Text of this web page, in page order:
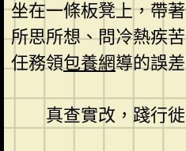
坐在一條板凳上，帶
所思所想、問冷熱疾
任務領包養網導的誤
真查實改，踐行